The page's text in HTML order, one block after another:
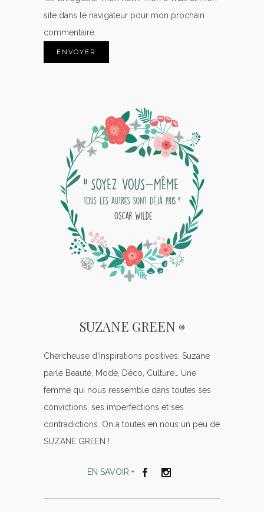
site dans le navigateur pour mon prochain
commentaire.
SUZANE GREEN ®
Chercheuse d’inspirations positives, Suzane
parle Beauté, Mode, Déco, Culture… Une
femme qui nous ressemble dans toutes ses
convictions, ses imperfections et ses
contradictions. On a toutes en nous un peu de
SUZANE GREEN !
EN SAVOIR +